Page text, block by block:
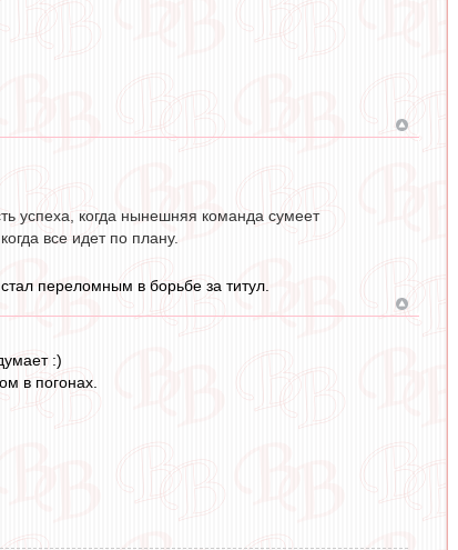
успеха, когда нынешняя команда сумеет
все идет по плану.
переломным в борьбе за титул.
:)
в погонах.